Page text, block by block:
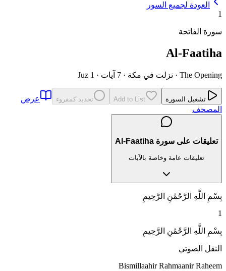
العودة لجميع السور
1
سورة الفاتحة
Al-Faatiha
The Opening
· نزلت في مكة · 7 آيات ·
Juz 1
تشغيل السورة Add to List تحديد كمقروء
عرض
المصحف
تعليقات على سورة Al-Faatiha
تعليقات عامة وخاصة بالآيات
بِسْمِ اللَّهِ الرَّحْمَٰنِ الرَّحِيمِ
1
بِسْمِ اللَّهِ الرَّحْمَٰنِ الرَّحِيمِ
النقل الصوتي
Bismillaahir Rahmaanir Raheem